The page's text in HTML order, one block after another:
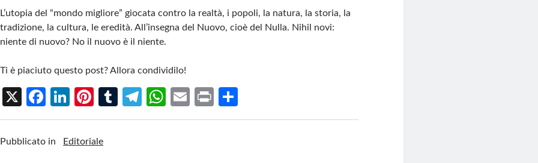
L’utopia del “mondo migliore” giocata contro la realtà, i popoli, la natura, la storia, la
tradizione, la cultura, le eredità. All’insegna del Nuovo, cioè del Nulla. Nihil novi:
niente di nuovo? No il nuovo è il niente.
Ti è piaciuto questo post? Allora condividilo!
X
Fa
ce
b
Li
n
ke
Pi
nt
er
T
u
Te
le
W
h
E
m
Pr
in h
Pubblicato in Editoriale